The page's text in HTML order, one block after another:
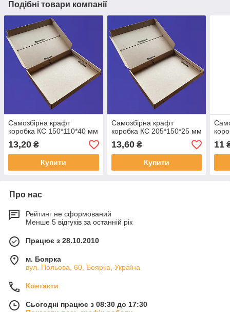
Подібні товари компанії
Самозбірна крафт
коробка КС 150*110*40 мм
13,20 ₴
Купити
Самозбірна крафт
коробка КС 205*150*25 мм
13,60₴
Купити
11
Про нас
Рейтинг не сформований
Менше 5 відгуків за останній рік
Працює з 28.10.2010
м. Боярка
вул. Польова, 60, Боярка, Україна
Контакти
Сьогодні працює з 08:30 до 17:30